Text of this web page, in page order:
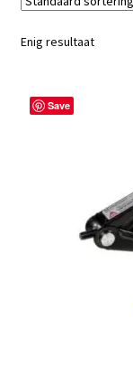
Enig resultaat
Save